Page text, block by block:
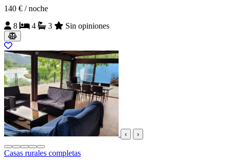
140 € / noche
8
4 3 Sin opiniones
‹ ›
Casas rurales completas